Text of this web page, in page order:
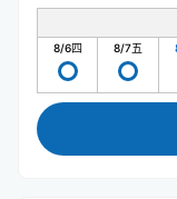
8/6四 8/7五